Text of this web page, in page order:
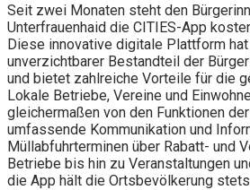
Seit zwei Monaten steht den
Unterfrauenhaid die CITIES-App
Diese innovative digitale Plattform
unverzichtbarer Bestandteil der
und bietet zahlreiche Vorteile für die
Lokale Betriebe, Vereine und
gleichermaßen von den Funktionen
umfassende Kommunikation und
Müllabfuhrterminen über Rabatt- und
Betriebe bis hin zu Veranstaltungen
die App hält die Ortsbevölkerung